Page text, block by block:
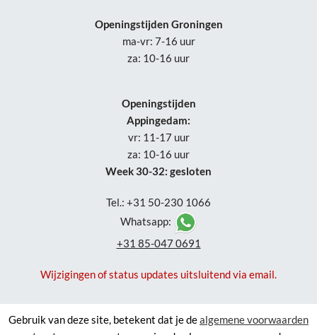
Openingstijden Groningen
ma-vr: 7-16 uur
za: 10-16 uur
Openingstijden
Appingedam:
vr: 11-17 uur
za: 10-16 uur
Week 30-32: gesloten
Tel.: +31 50-230 1066
Whatsapp:
+31 85-047 0691
Wijzigingen of status updates uitsluitend via email.
Gebruik van deze site, betekent dat je dealgemene voorwaarden